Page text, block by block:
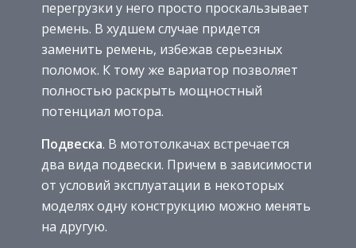
перегрузки у него просто проскальзывает
ремень. В худшем случае придется
заменить ремень, избежав серьезных
поломок. К тому же вариатор позволяет
полностью раскрыть мощностный
потенциал мотора.
Подвеска. В мототолкачах встречается
два вида подвески. Причем в зависимости
от условий эксплуатации в некоторых
моделях одну конструкцию можно менять
на другую.